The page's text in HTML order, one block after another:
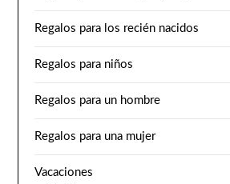
Regalos para los recién nacidos
Regalos para niños
Regalos para un hombre
Regalos para una mujer
Vacaciones